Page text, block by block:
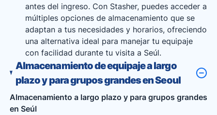
antes del ingreso. Con Stasher, puedes acceder a
múltiples opciones de almacenamiento que se
adaptan a tus necesidades y horarios, ofreciendo
una alternativa ideal para manejar tu equipaje
con facilidad durante tu visita a Seúl.
Almacenamiento de equipaje a largo
plazo y para grupos grandes en Seoul
Almacenamiento a largo plazo y para grupos grandes
en Seúl